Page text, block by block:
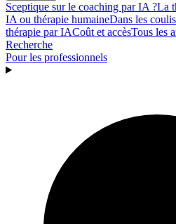
Sceptique sur le coaching par IA ?La
IA ou thérapie humaineDans les
thérapie par IACoût et accèsTous les
Recherche
Pour les professionnels